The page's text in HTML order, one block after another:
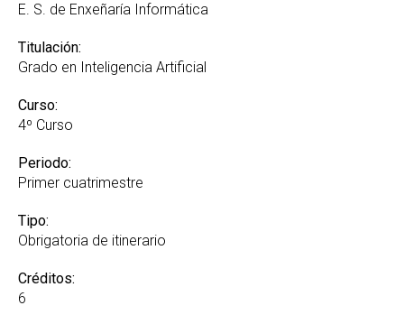
E. S. de Enxeñaría Informática
Titulación:
Grado en Inteligencia Artificial
Curso:
4º Curso
Periodo:
Primer cuatrimestre
Tipo:
Obrigatoria de itinerario
Créditos:
6